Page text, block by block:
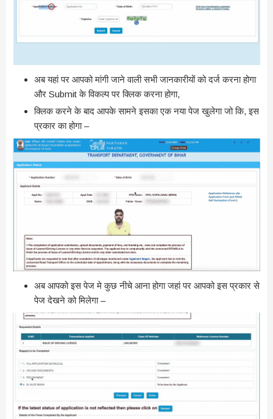
अब यहां पर आपको मांगी जाने वाली सभी जानकारीयों को दर्ज करना होगा
और Submit के विकल्प पर क्लिक करना होगा,
क्लिक करने के बाद आपके सामने इसका एक नया पेज खुलेगा जो कि, इस
प्रकार का होगा –
अब आपको इस पेज मे कुछ नीचे आना होगा जहां पर आपको इस प्रकार से
पेज देखने को मिलेगा –